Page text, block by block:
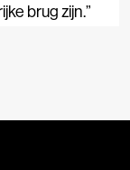
brug zijn.”